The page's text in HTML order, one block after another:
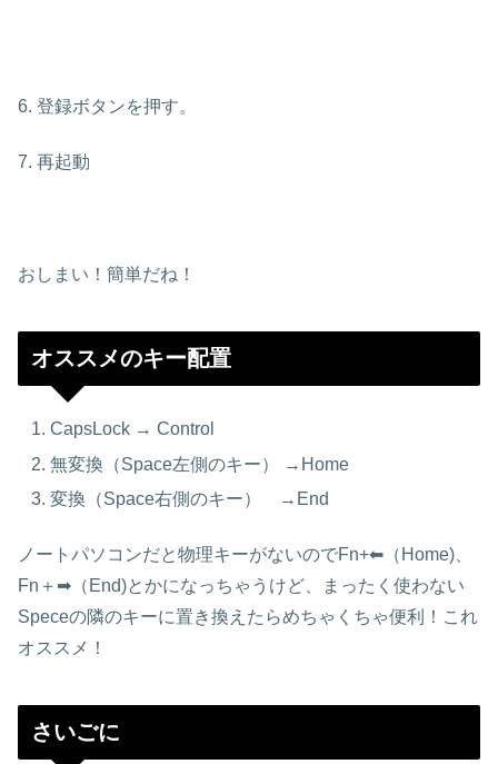
6. 登録ボタンを押す。
7. 再起動
おしまい！簡単だね！
オススメのキー配置
CapsLock → Control
無変換（Space左側のキー） →Home
変換（Space右側のキー） →End
ノートパソコンだと物理キーがないのでFn+⬅︎（Home)、
Fn＋➡︎（End)とかになっちゃうけど、まったく使わない
Speceの隣のキーに置き換えたらめちゃくちゃ便利！これ
オススメ！
さいごに